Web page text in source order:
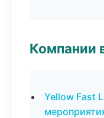
Компании
Yellow Fast